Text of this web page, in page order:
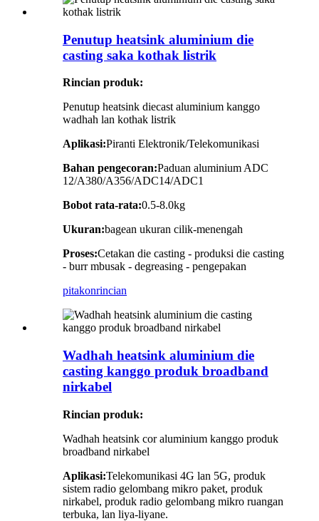
Penutup heatsink aluminium die
casting saka kothak listrik
Rincian produk:
Penutup heatsink diecast aluminium kanggo
wadhah lan kothak listrik
Aplikasi:Piranti Elektronik/Telekomunikasi
Bahan pengecoran:Paduan aluminium ADC
12/A380/A356/ADC14/ADC1
Bobot rata-rata:0.5-8.0kg
Ukuran:bagean ukuran cilik-menengah
Proses:Cetakan die casting - produksi die casting
- burr mbusak - degreasing - pengepakan
pitakonrincian
Wadhah heatsink aluminium die
casting kanggo produk broadband
nirkabel
Rincian produk:
Wadhah heatsink cor aluminium kanggo produk
broadband nirkabel
Aplikasi:Telekomunikasi 4G lan 5G, produk
sistem radio gelombang mikro paket, produk
nirkabel, produk radio gelombang mikro ruangan
terbuka, lan liya-liyane.